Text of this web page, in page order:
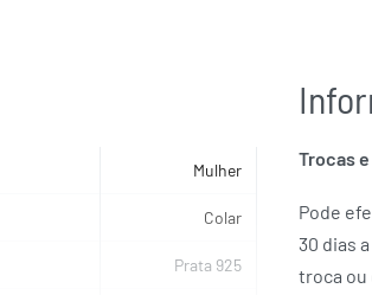
Mulher
Colar
Prata 925
Trocas
Pode
30 dias
troca ou